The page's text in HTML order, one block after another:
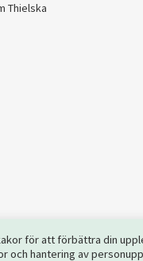
Thielska
för att förbättra din
och hantering av